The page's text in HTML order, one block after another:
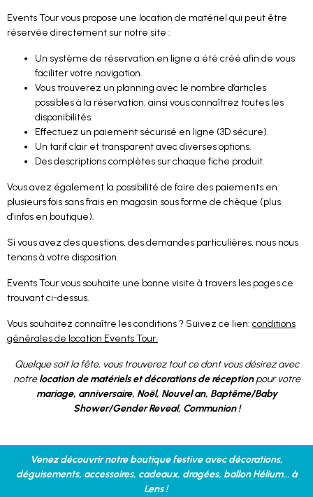
Events Tour vous propose une location de matériel qui peut être
réservée directement sur notre site :
Un système de réservation en ligne a été créé afin de vous
faciliter votre navigation.
Vous trouverez un planning avec le nombre d’articles
possibles à la réservation, ainsi vous connaîtrez toutes les
disponibilités.
Effectuez un paiement sécurisé en ligne (3D sécure).
Un tarif clair et transparent avec diverses options.
Des descriptions complètes sur chaque fiche produit.
Vous avez également la possibilité de faire des paiements en
plusieurs fois sans frais en magasin sous forme de chèque (plus
d'infos en boutique).
Si vous avez des questions, des demandes particulières, nous nous
tenons à votre disposition.
Events Tour vous souhaite une bonne visite à travers les pages ce
trouvant ci-dessus.
Vous souhaitez connaître les conditions ? Suivez ce lien: conditions
générales de location Events Tour.
Quelque soit la fête, vous trouverez tout ce dont vous désirez avec
notrelocation de matériels et décorations de réceptionpour votre
mariage, anniversaire, Noël, Nouvel an, Baptême/Baby
Shower/Gender Reveal, Communion !
Venez découvrir notre boutique festive avec décorations,
déguisements, accessoires, cadeaux, dragées, ballon Hélium... à
Lens !